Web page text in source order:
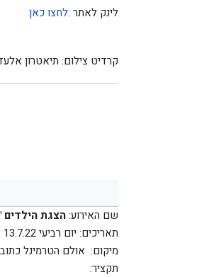
לינק לאתר :לחצו כאן
קרדיט צילום: תיאטרון
שם האירוע:הצגת הילדים
תאריכים: יום רביעי 13.7.22 בשעה 17:00
מיקום: אולם הטרמינל כתובת:
תקציר: